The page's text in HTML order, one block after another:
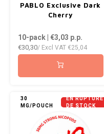
PABLO Exclusive Dark
Cherry
10-pack | €3,03 p.p.
€30,30/ Excl VAT €25,04
30
MG/POUCH
EN RUPTURE
DE STOCK